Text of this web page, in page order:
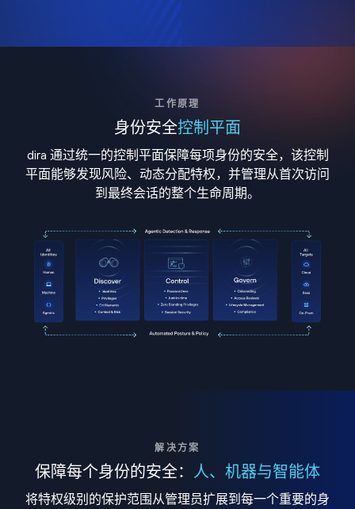
工作原理
身份安全控制平面
dira 通过统一的控制平面保障每项身份的安全，该控制
平面能够发现风险、动态分配特权，并管理从首次访问
到最终会话的整个生命周期。
解决方案
保障每个身份的安全： 人、机器与智能体
将特权级别的保护范围从管理员扩展到每一个重要的身